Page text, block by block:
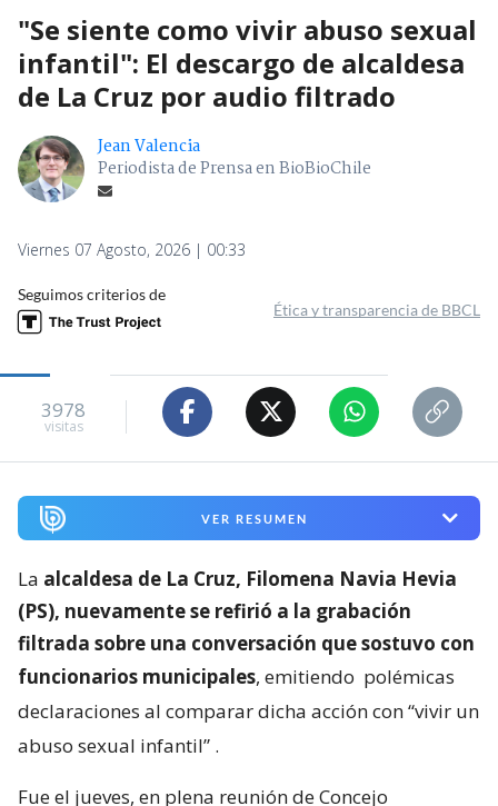
"Se siente como vivir abuso sexual
infantil": El descargo de alcaldesa
de La Cruz por audio filtrado
Jean Valencia
Periodista de Prensa en BioBioChile
Viernes 07 Agosto, 2026 | 00:33
Seguimos criterios de
Ética y transparencia de BBCL
3978
visitas
VER RESUMEN
La alcaldesa de La Cruz, Filomena Navia Hevia
(PS), nuevamente se refirió a la grabación
filtrada sobre una conversación que sostuvo con
funcionarios municipales, emitiendo polémicas
declaraciones al comparar dicha acción con “vivir un
abuso sexual infantil” .
Fue el jueves, en plena reunión de Concejo